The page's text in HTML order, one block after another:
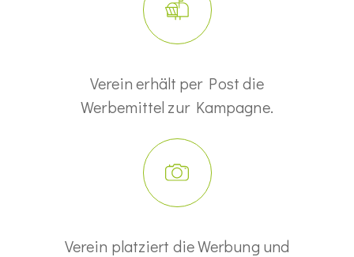
Verein erhält per Post die
Werbemittel zur Kampagne.
Verein platziert die Werbung und